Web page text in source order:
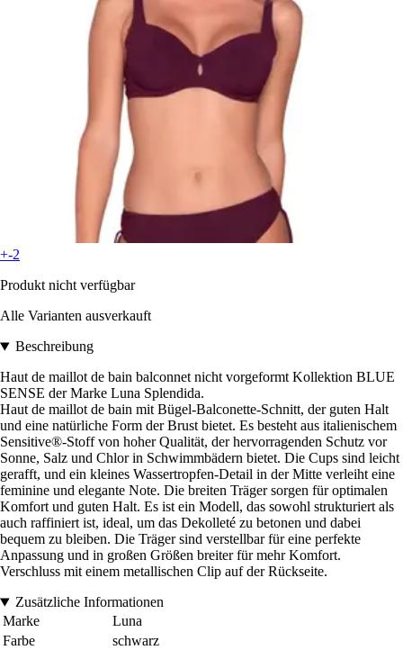
+-2
Produkt nicht verfügbar
Alle Varianten ausverkauft
Beschreibung
Haut de maillot de bain balconnet nicht vorgeformt Kollektion BLUE
SENSE der Marke Luna Splendida.
Haut de maillot de bain mit Bügel-Balconette-Schnitt, der guten Halt
und eine natürliche Form der Brust bietet. Es besteht aus italienischem
Sensitive®-Stoff von hoher Qualität, der hervorragenden Schutz vor
Sonne, Salz und Chlor in Schwimmbädern bietet. Die Cups sind leicht
gerafft, und ein kleines Wassertropfen-Detail in der Mitte verleiht eine
feminine und elegante Note. Die breiten Träger sorgen für optimalen
Komfort und guten Halt. Es ist ein Modell, das sowohl strukturiert als
auch raffiniert ist, ideal, um das Dekolleté zu betonen und dabei
bequem zu bleiben. Die Träger sind verstellbar für eine perfekte
Anpassung und in großen Größen breiter für mehr Komfort.
Verschluss mit einem metallischen Clip auf der Rückseite.
Zusätzliche Informationen
Marke
Luna
Farbe
schwarz